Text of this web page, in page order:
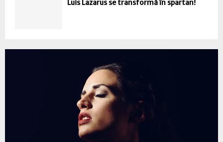
Luis Lazarus se transformă în spartan!